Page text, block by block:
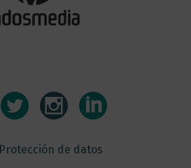
Protección de datos